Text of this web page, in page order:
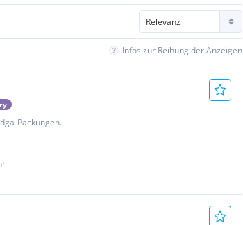
Infos zur Reihung der Anzeigen
Packungen.